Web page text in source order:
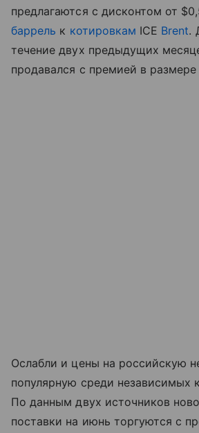
предлагаются с дисконтом от
баррель к котировкам ICE Brent.
течение двух предыдущих
продавался с премией в размере
Ослабли и цены на российскую
популярную среди независимых
По данным двух источников
поставки на июнь торгуются с